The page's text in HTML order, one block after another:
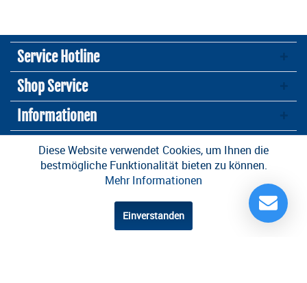
Service Hotline
Shop Service
Informationen
Newsletter
* Alle Preise inkl. gesetzl. Mehrwertsteuer zzgl.Versandkosten
und ggf.
Nachnahmegebühren, wenn nicht anders beschrieben
Design und Entwicklung durch die
Diese Website verwendet Cookies, um Ihnen die
bestmögliche Funktionalität bieten zu können.
Mehr Informationen
Einverstanden